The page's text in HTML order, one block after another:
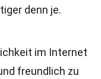
denn je.
im Internet
freundlich zu